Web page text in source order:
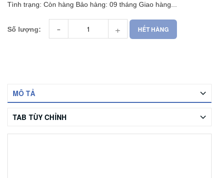
Tình trạng: Còn hàng Bảo hàng: 09 tháng Giao hàng...
Số lượng: - + HẾT HÀNG
MÔ TẢ
TAB TÙY CHỈNH